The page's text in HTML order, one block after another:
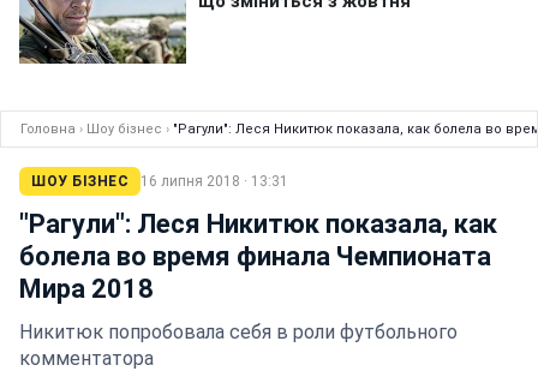
Головна › Шоу бізнес › "Рагули": Леся Никитюк показала, как болела во
ШОУ БІЗНЕС 16 липня 2018 · 13:31
"Рагули": Леся Никитюк показала, как
болела во время финала Чемпионата
Мира 2018
Никитюк попробовала себя в роли футбольного
комментатора